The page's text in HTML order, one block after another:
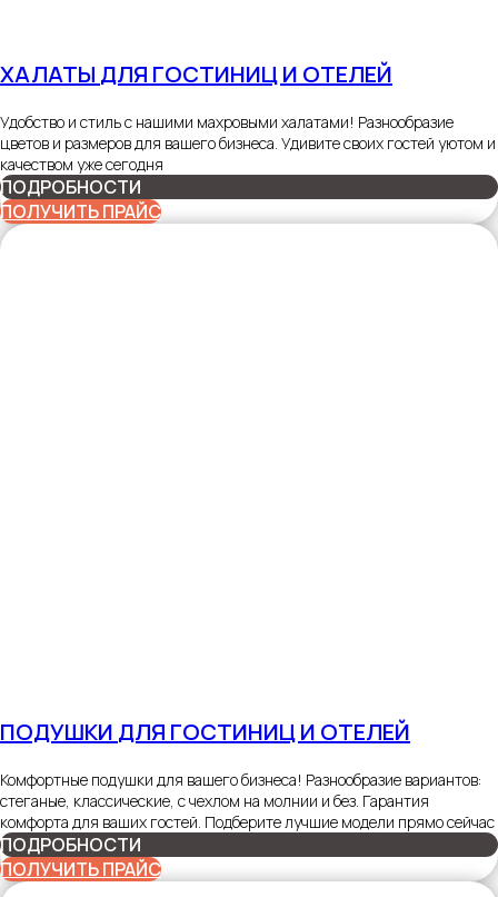
ХАЛАТЫ ДЛЯ ГОСТИНИЦ И ОТЕЛЕЙ
Удобство и стиль с нашими махровыми халатами! Разнообразие
цветов и размеров для вашего бизнеса. Удивите своих гостей уютом и
качеством уже сегодня
ПОДРОБНОСТИ
ПОЛУЧИТЬ ПРАЙС
ПОДУШКИ ДЛЯ ГОСТИНИЦ И ОТЕЛЕЙ
Комфортные подушки для вашего бизнеса! Разнообразие вариантов:
стеганые, классические, с чехлом на молнии и без. Гарантия
комфорта для ваших гостей. Подберите лучшие модели прямо сейчас
ПОДРОБНОСТИ
ПОЛУЧИТЬ ПРАЙС